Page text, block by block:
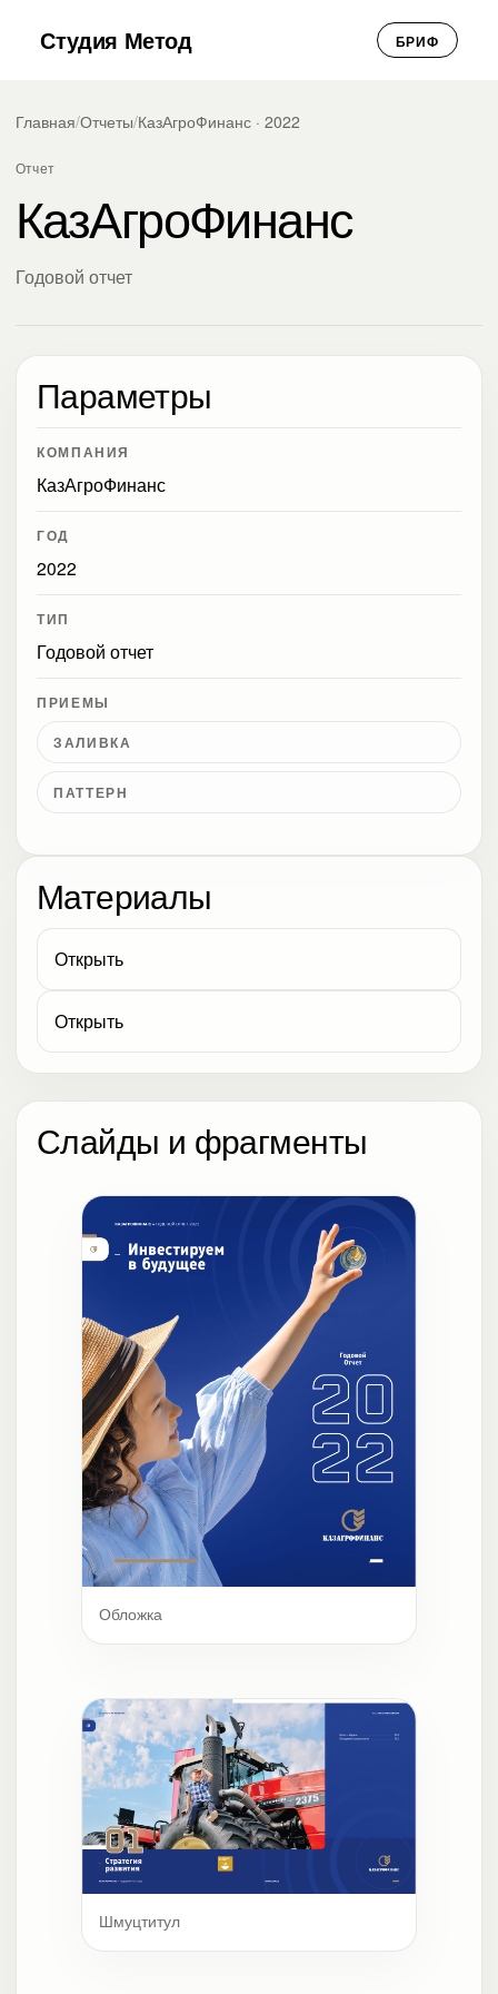
Студия Метод БРИФ
Главная/Отчеты/КазАгроФинанс · 2022
Отчет
КазАгроФинанс
Годовой отчет
Параметры
КОМПАНИЯ
КазАгроФинанс
ГОД
2022
ТИП
Годовой отчет
ПРИЕМЫ
ЗАЛИВКА
ПАТТЕРН
Материалы
Открыть
Открыть
Слайды и фрагменты
Обложка
Шмуцтитул